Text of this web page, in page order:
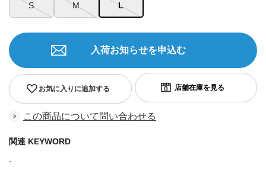
S M L
お気に入りに追加する
入荷お知らせを申込む
この商品について問い合わせる
関連 KEYWORD
-